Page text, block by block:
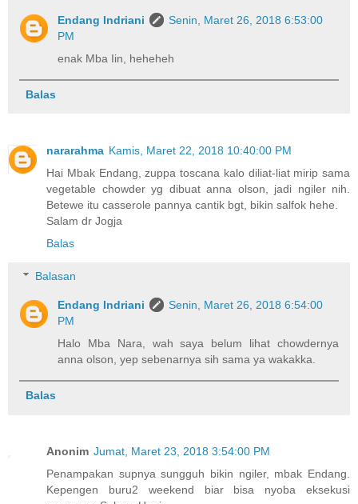
Endang Indriani
Senin, Maret 26, 2018 6:53:00
PM
enak Mba Iin, heheheh
Balas
nararahma Kamis, Maret 22, 2018 10:40:00 PM
Hai Mbak Endang, zuppa toscana kalo diliat-liat mirip sama
vegetable chowder yg dibuat anna olson, jadi ngiler nih.
Betewe itu casserole pannya cantik bgt, bikin salfok hehe.
Salam dr Jogja
Balas
Balasan
Endang Indriani
Senin, Maret 26, 2018 6:54:00
PM
Halo Mba Nara, wah saya belum lihat chowdernya
anna olson, yep sebenarnya sih sama ya wakakka.
Balas
Anonim Jumat, Maret 23, 2018 3:54:00 PM
Penampakan supnya sungguh bikin ngiler, mbak Endang.
Kepengen buru2 weekend biar bisa nyoba eksekusi